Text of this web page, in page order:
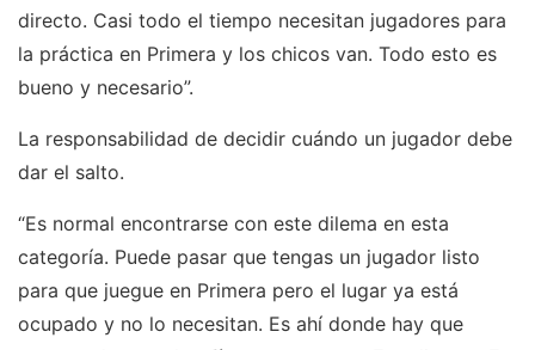
directo. Casi todo el tiempo necesitan jugadores para
la práctica en Primera y los chicos van. Todo esto es
bueno y necesario”.
La responsabilidad de decidir cuándo un jugador debe
dar el salto.
“Es normal encontrarse con este dilema en esta
categoría. Puede pasar que tengas un jugador listo
para que juegue en Primera pero el lugar ya está
ocupado y no lo necesitan. Es ahí donde hay que